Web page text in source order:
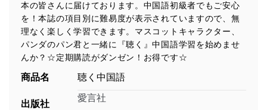
本の皆さんに届けております。中国語初級者でもご安心
を！本誌の項目別に難易度が表示されていますので、無
理なく楽しく学習できます。マスコットキャラクター、
パンダのパン君と一緒に『聴く』中国語学習を始めませ
んか？☆定期購読がダンゼン！お得です☆
商品名 聴く中国語
出版社
愛言社